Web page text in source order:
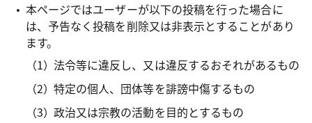
本ページではユーザーが以下の投稿を行った場合に
は、予告なく投稿を削除又は非表示とすることがあり
ます。
法令等に違反し、又は違反するおそれがあるもの
特定の個人、団体等を誹謗中傷するもの
政治又は宗教の活動を目的とするもの